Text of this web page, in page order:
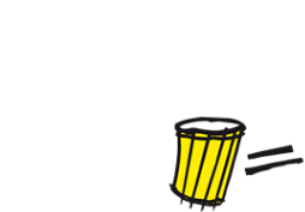
made, it is easy to make it easy, and
easy to do first. The first record of
sweep a few sweeps, hope to do
hope must be decisive. ITSM is a